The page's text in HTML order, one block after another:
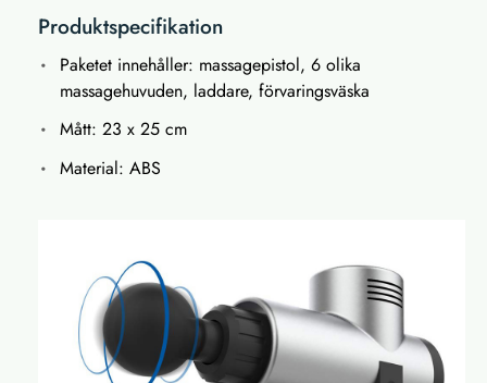
Produktspecifikation
Paketet innehåller: massagepistol, 6 olika
massagehuvuden, laddare, förvaringsväska
Mått: 23 x 25 cm
Material: ABS